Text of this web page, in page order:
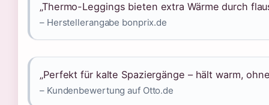
„Thermo-Leggings bieten extra Wärme durch
– Herstellerangabe bonprix.de
„Perfekt für kalte Spaziergänge – hält warm,
– Kundenbewertung auf Otto.de